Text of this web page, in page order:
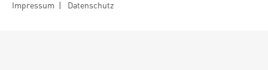
Impressum | Datenschutz